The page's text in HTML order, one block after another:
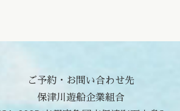
ご予約・お問い合わせ先
保津川遊船企業組合